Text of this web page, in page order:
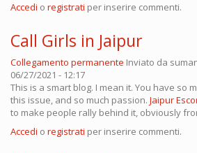
Accedi o registrati per inserire commenti.
Call Girls in Jaipur
Collegamento permanente Inviato da
06/27/2021 - 12:17
This is a smart blog. I mean it. You have so
this issue, and so much passion. Jaipur
to make people rally behind it, obviously
Accedi o registrati per inserire commenti.